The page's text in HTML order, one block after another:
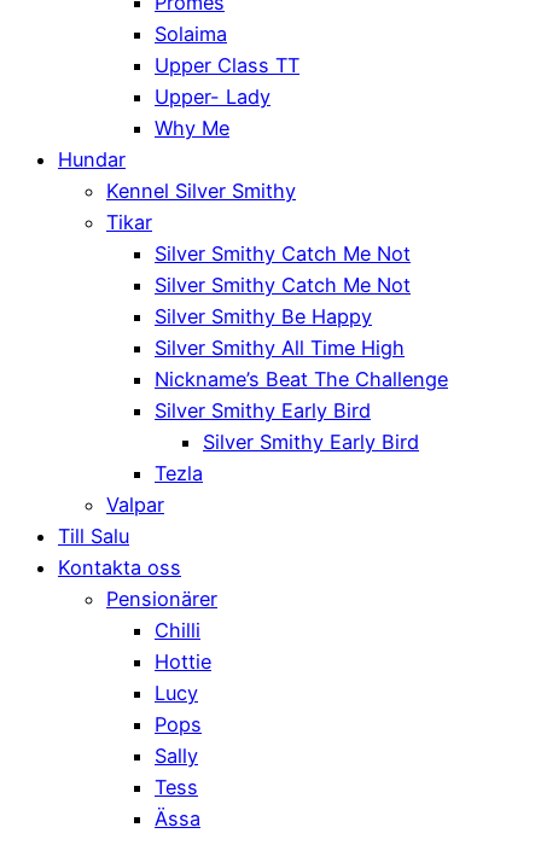
Solaima
Upper Class TT
Upper- Lady
Why Me
Hundar
Kennel Silver Smithy
Tikar
Silver Smithy Catch Me Not
Silver Smithy Catch Me Not
Silver Smithy Be Happy
Silver Smithy All Time High
Nickname’s Beat The Challenge
Silver Smithy Early Bird
Silver Smithy Early Bird
Tezla
Valpar
Till Salu
Kontakta oss
Pensionärer
Chilli
Hottie
Lucy
Pops
Sally
Tess
Ässa